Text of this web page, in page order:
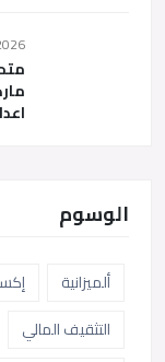
الوسوم
ألميزانية
التثقيف المالي